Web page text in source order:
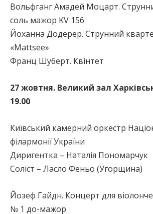
Вольфганг Амадей Моцарт.
соль мажор KV 156
Йоханна Додерер. Струнний
«Mattsee»
Франц Шуберт. Квiнтет
27 жовтня. Великий зал
19.00
Київський камерний оркестр
філармонії України
Диригентка – Наталія Пономарчук
Соліст – Ласло Феньо (Угорщина)
Йозеф Гайдн. Концерт для
№ 1 до-мажор